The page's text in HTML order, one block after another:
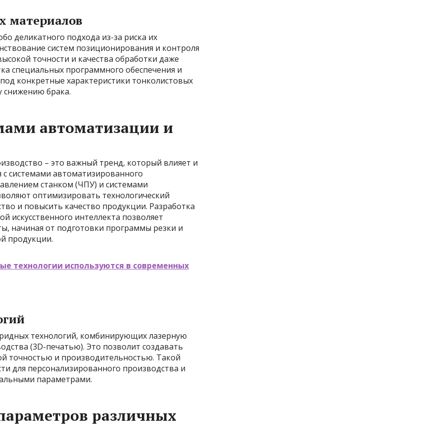
материалов
деликатного подхода из-за риска их
систем позиционирования и контроля
точности и качества обработки даже
специальных программного обеспечения и
конкретные характеристики тонколистовых
снижению брака.
автоматизации и
– это важный тренд, который влияет и
системами автоматизированного
станком (ЧПУ) и системами
оптимизировать технологический
и повысить качество продукции. Разработка
искусственного интеллекта позволяет
начиная от подготовки программы резки и
продукции.
технологии используются в современных
технологий, комбинирующих лазерную
(3D-печатью). Это позволит создавать
точностью и производительностью. Такой
для персонализированного производства и
параметрами.
различных